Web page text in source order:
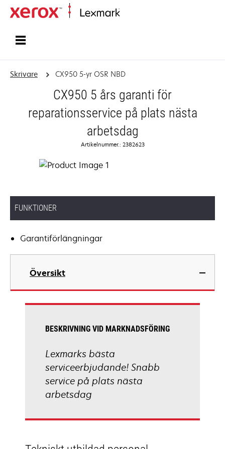
Skrivare CX950 5-yr OSR NBD
CX950 5 års garanti för
reparationsservice på plats nästa
arbetsdag
Artikelnummer.: 2382623
FUNKTIONER
Garantiförlängningar
Översikt
BESKRIVNING VID MARKNADSFÖRING
Lexmarks bästa
serviceerbjudande! Snabb
service på plats nästa
arbetsdag